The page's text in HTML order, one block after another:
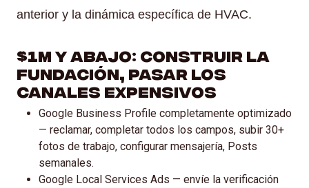
anterior y la dinámica específica de HVAC.
$1M y abajo: Construir la
Fundación, Pasar los
Canales Expensivos
Google Business Profile completamente optimizado
— reclamar, completar todos los campos, subir 30+
fotos de trabajo, configurar mensajería, Posts
semanales.
Google Local Services Ads — envíe la verificación